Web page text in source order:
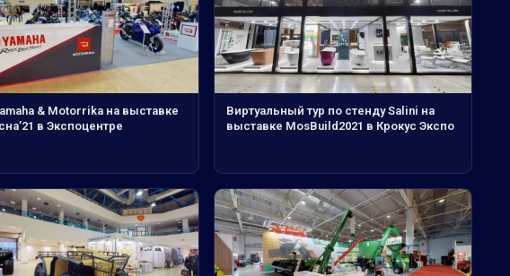
& Motorrika на выставке
в Экспоцентре
Виртуальный тур по стенду Salini на
выставке MosBuild2021 в Крокус Экспо